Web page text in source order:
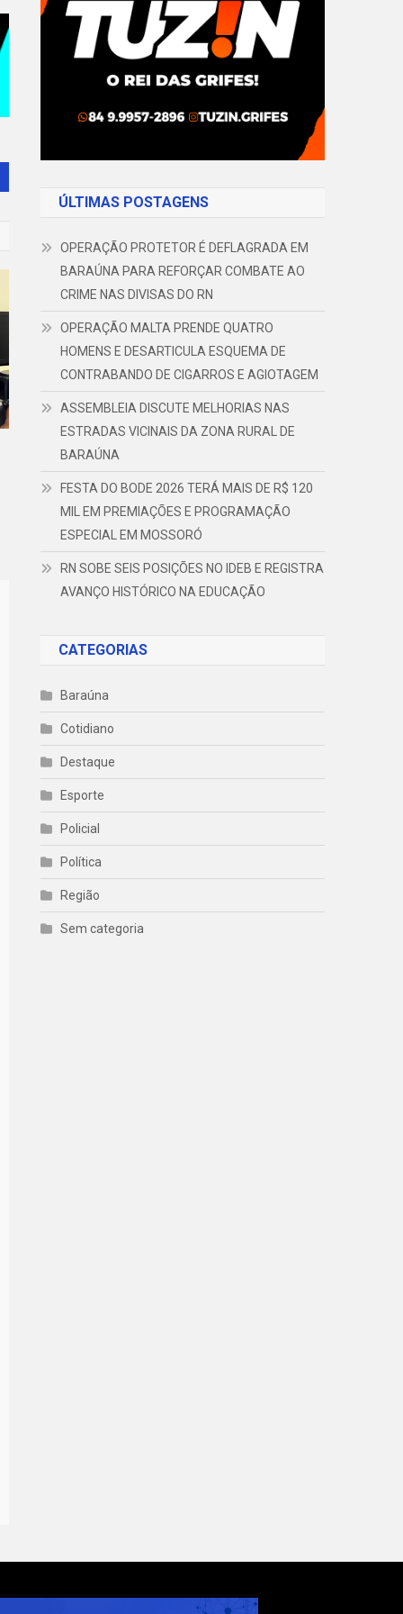
ÚLTIMAS POSTAGENS
OPERAÇÃO PROTETOR É DEFLAGRADA EM
BARAÚNA PARA REFORÇAR COMBATE AO
CRIME NAS DIVISAS DO RN
OPERAÇÃO MALTA PRENDE QUATRO
HOMENS E DESARTICULA ESQUEMA DE
CONTRABANDO DE CIGARROS E AGIOTAGEM
ASSEMBLEIA DISCUTE MELHORIAS NAS
ESTRADAS VICINAIS DA ZONA RURAL DE
BARAÚNA
FESTA DO BODE 2026 TERÁ MAIS DE R$ 120
MIL EM PREMIAÇÕES E PROGRAMAÇÃO
ESPECIAL EM MOSSORÓ
RN SOBE SEIS POSIÇÕES NO IDEB E REGISTRA
AVANÇO HISTÓRICO NA EDUCAÇÃO
CATEGORIAS
Baraúna
Cotidiano
Destaque
Esporte
Policial
Política
Região
Sem categoria